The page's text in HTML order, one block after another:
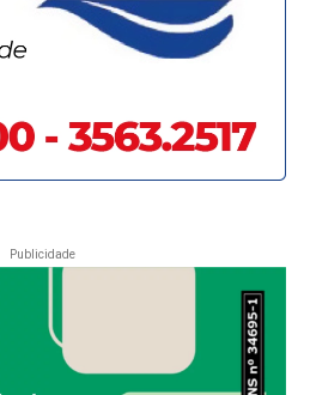
Publicidade